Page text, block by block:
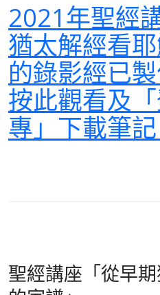
2021年聖經
猶太解經看耶
的錄影經已
按此觀看及
專」下載筆記
聖經講座「從早